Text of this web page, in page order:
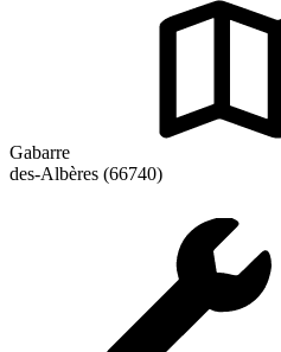
Gabarre
des-Albères (66740)